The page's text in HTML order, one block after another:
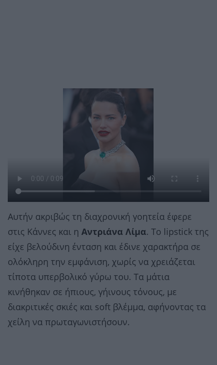
Αυτήν ακριβώς τη διαχρονική γοητεία έφερε
στις Κάννες και η Αντριάνα Λίμα. Το lipstick της
είχε βελούδινη ένταση και έδινε χαρακτήρα σε
ολόκληρη την εμφάνιση, χωρίς να χρειάζεται
τίποτα υπερβολικό γύρω του. Τα μάτια
κινήθηκαν σε ήπιους, γήινους τόνους, με
διακριτικές σκιές και soft βλέμμα, αφήνοντας τα
χείλη να πρωταγωνιστήσουν.